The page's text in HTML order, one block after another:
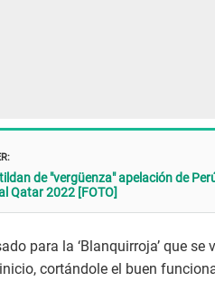
de "vergüenza" apelación de
Qatar 2022 [FOTO]
para la ‘Blanquirroja’ que
inicio, cortándole el buen